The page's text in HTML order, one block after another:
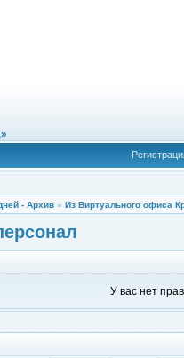
- Архив » Из Виртуального офиса
У вас нет